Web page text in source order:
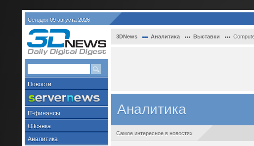
Сегодня 09 августа 2026
Новости
IT-финансы
Offсянка
Аналитика
3DNews Аналитика Выставки
Аналитика
Самое интересное в новостях